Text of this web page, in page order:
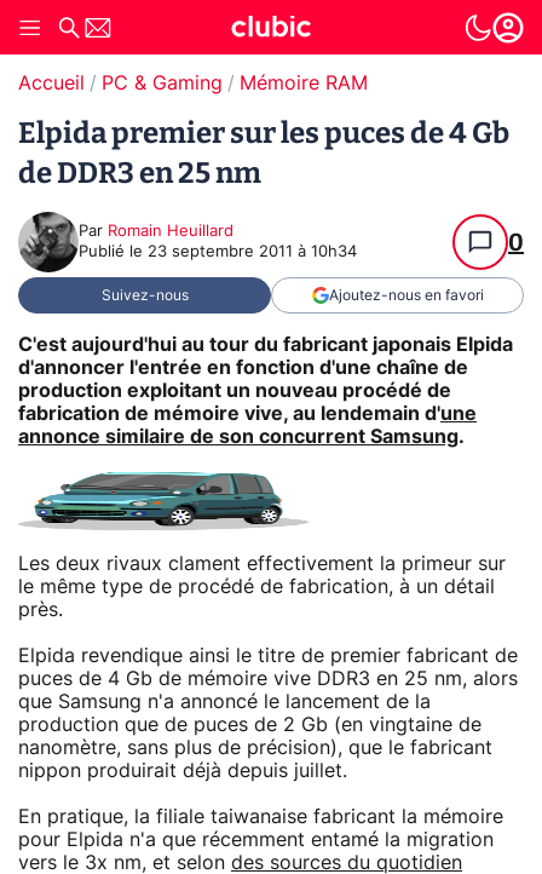
Accueil PC & Gaming Mémoire RAM
Elpida premier sur les puces de 4 Gb
de DDR3 en 25 nm
Par Romain Heuillard
Publié le 23 septembre 2011 à 10h34 0
Suivez-nous Ajoutez-nous en favori
C'est aujourd'hui au tour du fabricant japonais Elpida
d'annoncer l'entrée en fonction d'une chaîne de
production exploitant un nouveau procédé de
fabrication de mémoire vive, au lendemain d'une
annonce similaire de son concurrent Samsung.
Les deux rivaux clament effectivement la primeur sur
le même type de procédé de fabrication, à un détail
près.
Elpida revendique ainsi le titre de premier fabricant de
puces de 4 Gb de mémoire vive DDR3 en 25 nm, alors
que Samsung n'a annoncé le lancement de la
production que de puces de 2 Gb (en vingtaine de
nanomètre, sans plus de précision), que le fabricant
nippon produirait déjà depuis juillet.
En pratique, la filiale taiwanaise fabricant la mémoire
pour Elpida n'a que récemment entamé la migration
vers le 3x nm, et selon des sources du quotidien